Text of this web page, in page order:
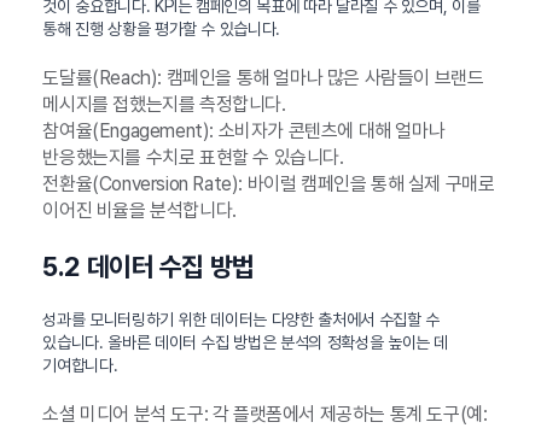
것이 중요합니다. KPI는 캠페인의 목표에 따라 달라질 수 있으며, 이를
통해 진행 상황을 평가할 수 있습니다.
도달률(Reach): 캠페인을 통해 얼마나 많은 사람들이 브랜드
메시지를 접했는지를 측정합니다.
참여율(Engagement): 소비자가 콘텐츠에 대해 얼마나
반응했는지를 수치로 표현할 수 있습니다.
전환율(Conversion Rate): 바이럴 캠페인을 통해 실제 구매로
이어진 비율을 분석합니다.
5.2 데이터 수집 방법
성과를 모니터링하기 위한 데이터는 다양한 출처에서 수집할 수
있습니다. 올바른 데이터 수집 방법은 분석의 정확성을 높이는 데
기여합니다.
소셜 미디어 분석 도구: 각 플랫폼에서 제공하는 통계 도구(예: